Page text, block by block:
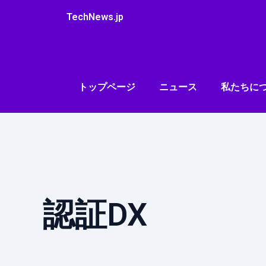
TechNews.jp
トップページ ニュース 私たちに
認証DX